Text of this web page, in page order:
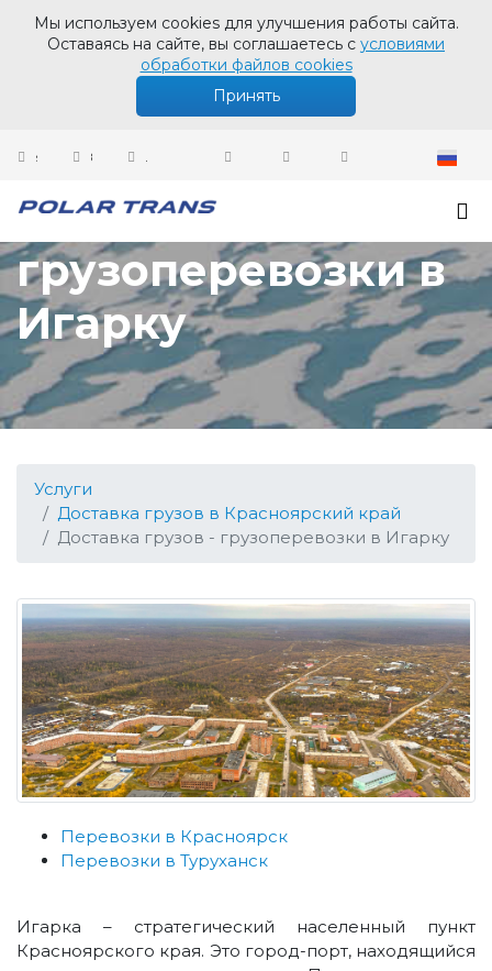
Мы используем cookies для улучшения работы сайта.
Оставаясь на сайте, вы соглашаетесь с условиями
обработки файлов cookies
Принять
sales@polartrans.ru
8 800 100 87 64
Личный кабинет
Доставка грузов -
грузоперевозки в
Игарку
Услуги
Доставка грузов в Красноярский край
Доставка грузов - грузоперевозки в Игарку
Перевозки в Красноярск
Перевозки в Туруханск
Игарка – стратегический населенный пункт
Красноярского края. Это город-порт, находящийся